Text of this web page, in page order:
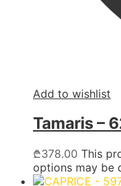
Add to wishlist
Tamaris –
₾378.00 This
options may be